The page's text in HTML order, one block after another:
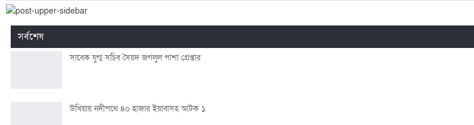
সর্বশেষ
সাবেক যুগ্ম সচিব সৈয়দ জগলুল পাশা গ্রেপ্তার
উখিয়ায় নদীপথে ৪০ হাজার ইয়াবাসহ আটক ১